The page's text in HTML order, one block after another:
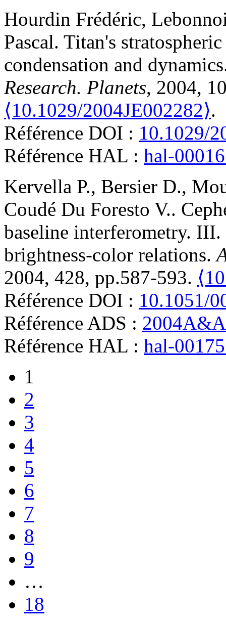
Hourdin Frédéric,
Pascal. Titan's
condensation and dynamics
Research. Planets, 2004,
⟨10.1029/2004JE002282⟩.
Référence DOI : 10.1029/
Référence HAL : hal-
Kervella P., Bersier D.,
Coudé Du Foresto V..
baseline interferometry.
brightness-color relations.
2004, 428, pp.587-593.
Référence DOI : 10.1051/
Référence ADS :
Référence HAL : hal-
1
2
3
4
5
6
7
8
9
…
18